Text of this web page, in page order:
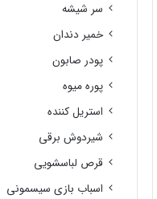
سر شیشه
خمیر دندان
پودر صابون
پوره میوه
استریل کننده
شیردوش برقی
قرص لباسشویی
اسباب بازی سیسمونی